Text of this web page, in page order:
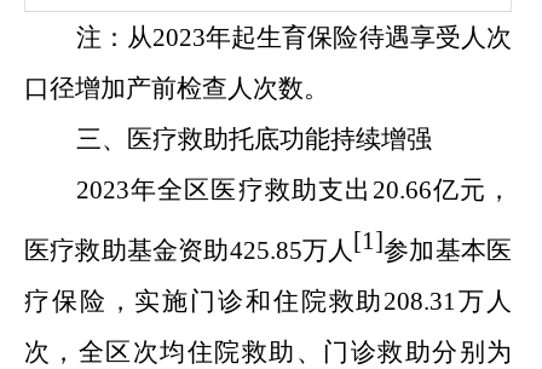
注：从2023年起生育保险待遇享受人次
口径增加产前检查人次数。
三、医疗救助托底功能持续增强
2023年全区医疗救助支出 20.66亿元，
医疗救助基金资助425.85万人[1]参加基本医
疗保险，实施门诊和住院救助208.31万人
次， 全区次均住院救助、门诊救助分别为